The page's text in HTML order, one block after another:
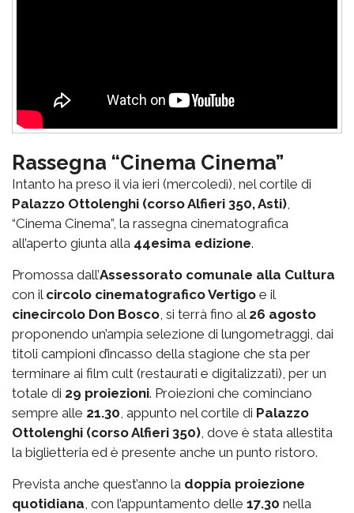
Rassegna “Cinema Cinema”
Intanto ha preso il via ieri (mercoledì), nel cortile di
Palazzo Ottolenghi (corso Alfieri 350, Asti),
“Cinema Cinema”, la rassegna cinematografica
all’aperto giunta alla 44esima edizione.
Promossa dall’Assessorato comunale alla Cultura
con il circolo cinematografico Vertigo e il
cinecircolo Don Bosco, si terrà fino al 26 agosto
proponendo un’ampia selezione di lungometraggi, dai
titoli campioni d’incasso della stagione che sta per
terminare ai film cult (restaurati e digitalizzati), per un
totale di 29 proiezioni. Proiezioni che cominciano
sempre alle 21.30, appunto nel cortile di Palazzo
Ottolenghi (corso Alfieri 350), dove è stata allestita
la biglietteria ed è presente anche un punto ristoro.
Prevista anche quest’anno la doppia proiezione
quotidiana, con l’appuntamento delle 17.30 nella